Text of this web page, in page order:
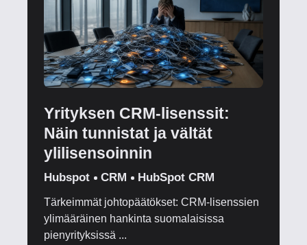
Yrityksen CRM-lisenssit:
Näin tunnistat ja vältät
ylilisensoinnin
Hubspot CRM HubSpot CRM
Tärkeimmät johtopäätökset: CRM-lisenssien
ylimääräinen hankinta suomalaisissa
pienyrityksissä ...